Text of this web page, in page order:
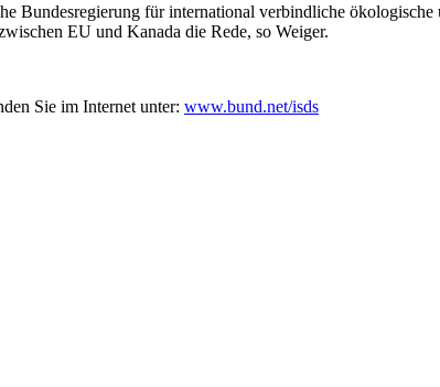
Bundesregierung für international verbindliche
EU und Kanada die Rede, so Weiger.
Sie im Internet unter: www.bund.net/isds